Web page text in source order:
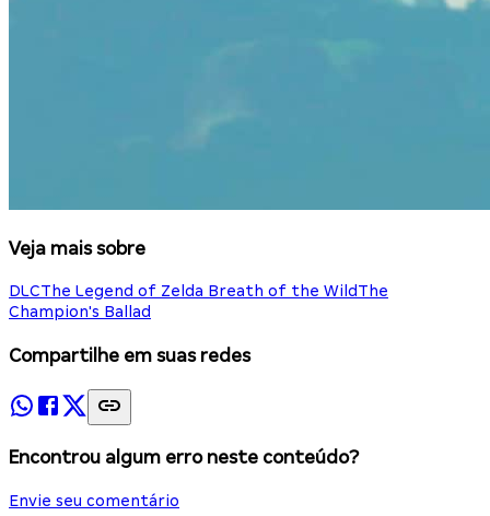
Veja mais sobre
DLCThe Legend of Zelda Breath of the WildThe
Champion's Ballad
Compartilhe em suas redes
Encontrou algum erro neste conteúdo?
Envie seu comentário